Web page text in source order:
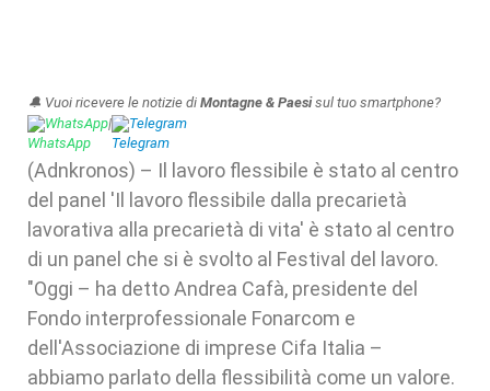
🔔 Vuoi ricevere le notizie di Montagne & Paesisul tuo smartphone?
WhatsApp| Telegram
(Adnkronos) – Il lavoro flessibile è stato al centro
del panel 'Il lavoro flessibile dalla precarietà
lavorativa alla precarietà di vita' è stato al centro
di un panel che si è svolto al Festival del lavoro.
"Oggi – ha detto Andrea Cafà, presidente del
Fondo interprofessionale Fonarcom e
dell'Associazione di imprese Cifa Italia –
abbiamo parlato della flessibilità come un valore.